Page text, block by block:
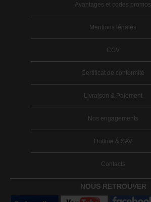
Avantages et codes promos
Mentions légales
CGV
Certificat de conformité
Livraison & Paiement
Nos engagements
Hotline & SAV
Contacts
NOUS RETROUVER